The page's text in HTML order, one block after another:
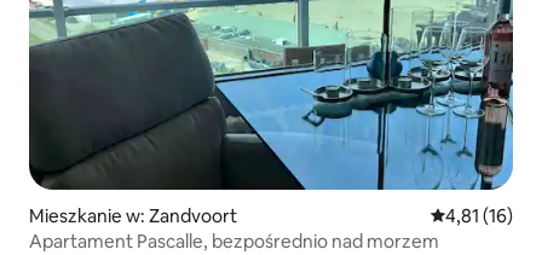
Mieszkanie w: Zandvoort Średnia
4,81 (16)
Apartament Pascalle, bezpośrednio nad morzem